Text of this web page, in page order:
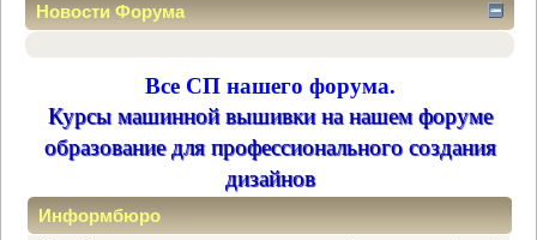
Новости Форума
Все СП нашего форума.
Курсы машинной вышивки на нашем форуме
образование для профессионального создания
дизайнов
Информбюро